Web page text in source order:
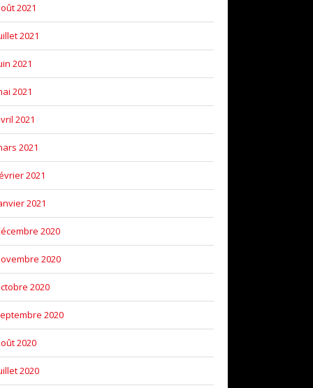
2021
2021
2021
2021
2021
2021
2021
2021
2020
2020
2020
2020
2020
2020